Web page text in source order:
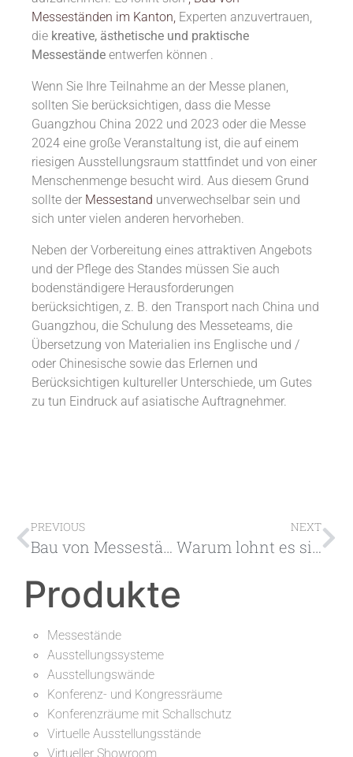
Messeständen im Kanton, Experten anzuvertrauen,
die kreative, ästhetische und praktische
Messestände entwerfen können .
Wenn Sie Ihre Teilnahme an der Messe planen,
sollten Sie berücksichtigen, dass die Messe
Guangzhou China 2022 und 2023 oder die Messe
2024 eine große Veranstaltung ist, die auf einem
riesigen Ausstellungsraum stattfindet und von einer
Menschenmenge besucht wird. Aus diesem Grund
sollte der Messestand unverwechselbar sein und
sich unter vielen anderen hervorheben.
Neben der Vorbereitung eines attraktiven Angebots
und der Pflege des Standes müssen Sie auch
bodenständigere Herausforderungen
berücksichtigen, z. B. den Transport nach China und
Guangzhou, die Schulung des Messeteams, die
Übersetzung von Materialien ins Englische und /
oder Chinesische sowie das Erlernen und
Berücksichtigen kultureller Unterschiede, um Gutes
zu tun Eindruck auf asiatische Auftragnehmer.
PREVIOUS
Bau von Messeständen in China
NEXT
Warum lohnt es sich, an der Messe in Guangzhou teilzunehmen?
Produkte
Messestände
Ausstellungssysteme
Ausstellungswände
Konferenz- und Kongressräume
Konferenzräume mit Schallschutz
Virtuelle Ausstellungsstände
Virtueller Showroom